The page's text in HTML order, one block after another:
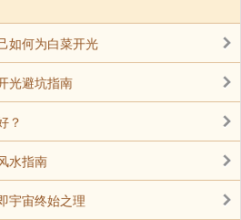
如何为白菜开光
光避坑指南
？
水指南
宇宙终始之理